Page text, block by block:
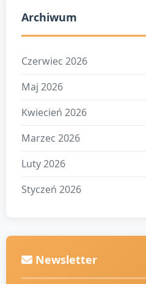
Archiwum
Czerwiec 2026
Maj 2026
Kwiecień 2026
Marzec 2026
Luty 2026
Styczeń 2026
Newsletter